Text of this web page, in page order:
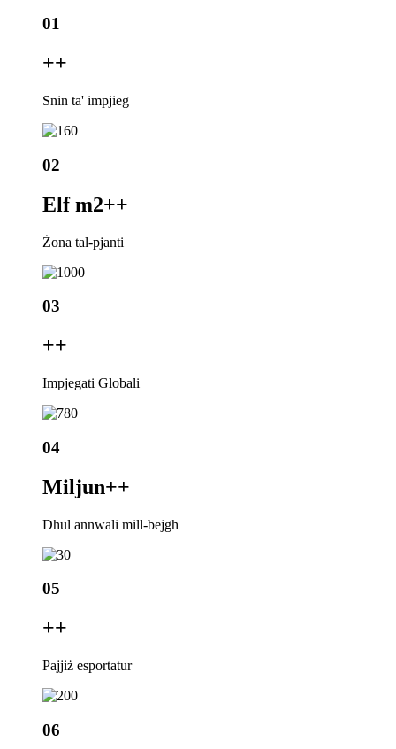
01
++
Snin ta' impjieg
02
Elf m2++
Żona tal-pjanti
03
++
Impjegati Globali
04
Miljun++
Dħul annwali mill-bejgħ
05
++
Pajjiż esportatur
06